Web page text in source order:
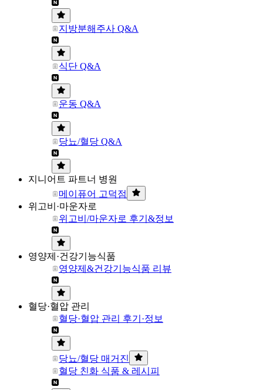
지방분해주사 Q&A
식단 Q&A
운동 Q&A
당뇨/혈당 Q&A
지니어트 파트너 병원
메이퓨어 고덕점
위고비·마운자로
위고비/마운자로 후기&정보
영양제·건강기능식품
영양제&건강기능식품 리뷰
혈당·혈압 관리
혈당·혈압 관리 후기·정보
당뇨/혈당 매거진
혈당 친화 식품 & 레시피